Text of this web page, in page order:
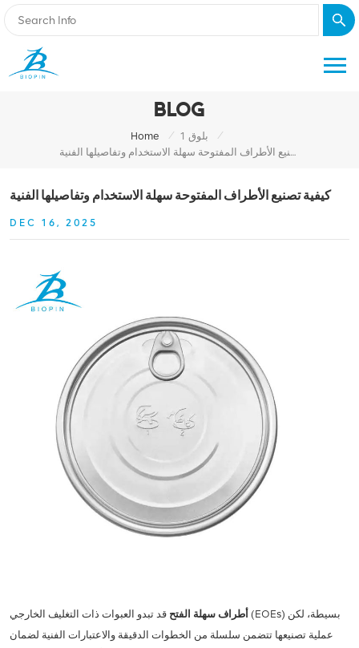
BLOG
Home / بلوق 1
/
كيفية تصنيع الأطراف المفتوحة سهلة الاستخدام وتفاصيلها الفنية
كيفية تصنيع الأطراف المفتوحة سهلة الاستخدام وتفاصيلها الفنية
DEC 16, 2025
أطراف سهلة الفتح قد تبدو العبوات ذات التغليف الخارجي (EOEs) بسيطة، لكن
عملية تصنيعها تتضمن سلسلة من الخطوات الدقيقة والاعتبارات الفنية لضمان